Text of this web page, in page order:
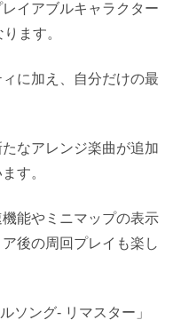
イアブルキャラクター
ます。
に加え、自分だけの最
なアレンジ楽曲が追加
す。
能やミニマップの表示
後の周回プレイも楽し
ソング- リマスター」